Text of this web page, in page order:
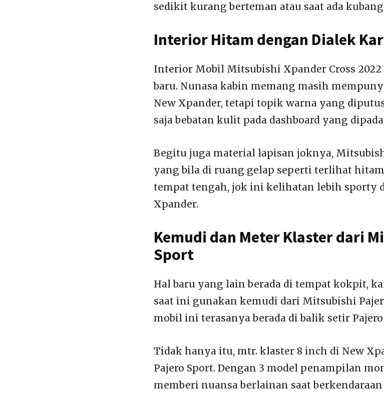
sedikit kurang berteman atau saat ada
Interior Hitam dengan Dialek
Interior Mobil Mitsubishi Xpander Cross
baru. Nunasa kabin memang masih
New Xpander, tetapi topik warna yang
saja bebatan kulit pada dashboard yang
Begitu juga material lapisan joknya,
yang bila di ruang gelap seperti terlihat
tempat tengah, jok ini kelihatan lebih sporty
Xpander.
Kemudi dan Meter Klaster dari
Sport
Hal baru yang lain berada di tempat kokpit,
saat ini gunakan kemudi dari Mitsubishi
mobil ini terasanya berada di balik setir
Tidak hanya itu, mtr. klaster 8 inch di New
Pajero Sport. Dengan 3 model penampilan
memberi nuansa berlainan saat